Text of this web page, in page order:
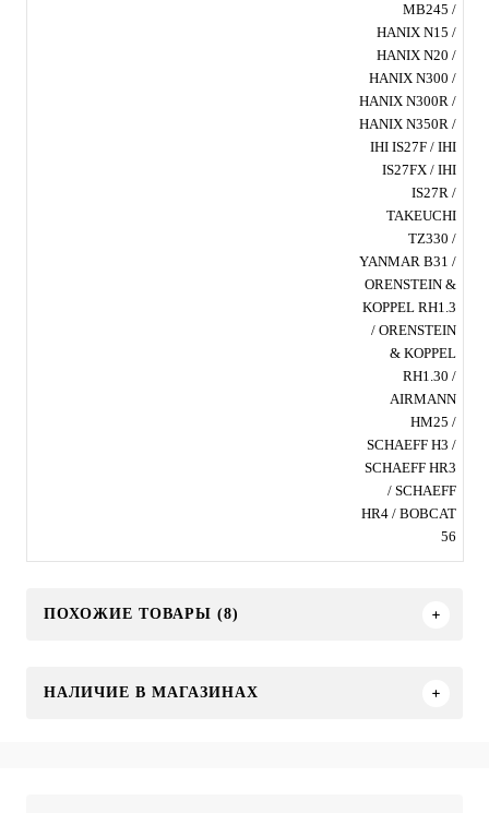
MB245 /
HANIX N15 /
HANIX N20 /
HANIX N300 /
HANIX N300R /
HANIX N350R /
IHI IS27F / IHI
IS27FX / IHI
IS27R /
TAKEUCHI
TZ330 /
YANMAR B31 /
ORENSTEIN &
KOPPEL RH1.3
/ ORENSTEIN
& KOPPEL
RH1.30 /
AIRMANN
HM25 /
SCHAEFF H3 /
SCHAEFF HR3
/ SCHAEFF
HR4 / BOBCAT
56
ПОХОЖИЕ ТОВАРЫ (8)
НАЛИЧИЕ В МАГАЗИНАХ